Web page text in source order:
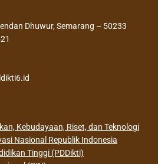
Dhuwur, Semarang – 50233
Kebudayaan, Riset, dan Teknologi
Nasional Republik Indonesia
Tinggi (PDDikti)